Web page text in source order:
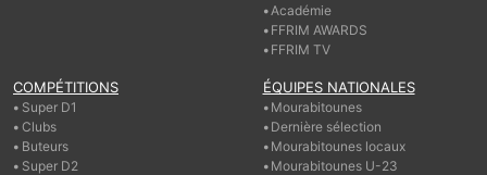
Académie
FFRIM AWARDS
FFRIM TV
COMPÉTITIONS
Super D1
Clubs
Buteurs
Super D2
ÉQUIPES NATIONALES
Mourabitounes
Dernière sélection
Mourabitounes locaux
Mourabitounes U-23